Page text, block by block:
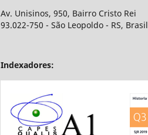
Av. Unisinos, 950, Bairro Cristo Rei
93.022-750 - São Leopoldo - RS, Brasil
Indexadores: